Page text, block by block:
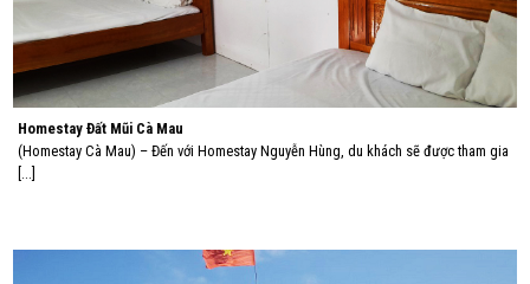
Homestay Đất Mũi Cà Mau
(Homestay Cà Mau) – Đến với Homestay Nguyễn Hùng, du khách sẽ được tham gia
[...]